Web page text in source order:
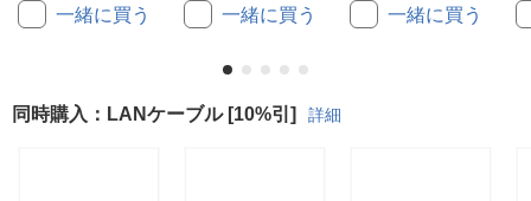
一緒に買う 一緒に買う 一緒に買う
同時購入：LANケーブル [10%引] 詳細